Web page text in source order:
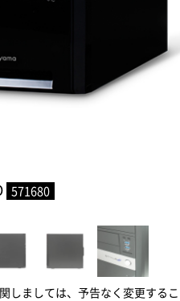
571680
ましては、予告なく変更するこ